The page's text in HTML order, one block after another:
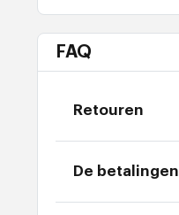
FAQ
Retouren
De betalingen